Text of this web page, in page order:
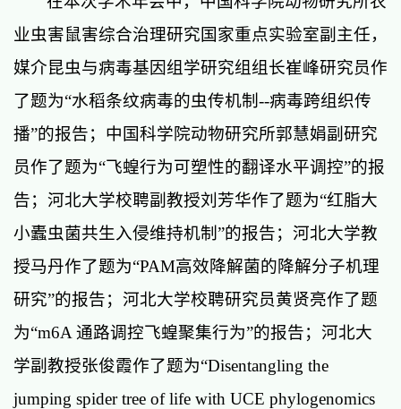
业虫害鼠害综合治理研究国家重点实验室副主任，
媒介昆虫与病毒基因组学研究组组长崔峰研究员作
了题为“水稻条纹病毒的虫传机制--病毒跨组织传
播”的报告；中国科学院动物研究所郭慧娟副研究
员作了题为“飞蝗行为可塑性的翻译水平调控”的报
告；河北大学校聘副教授刘芳华作了题为“红脂大
小蠹虫菌共生入侵维持机制”的报告；河北大学教
授马丹作了题为“PAM高效降解菌的降解分子机理
研究”的报告；河北大学校聘研究员黄贤亮作了题
为“m6A 通路调控飞蝗聚集行为”的报告；河北大
学副教授张俊霞作了题为“Disentangling the
jumping spider tree of life with UCE phylogenomics